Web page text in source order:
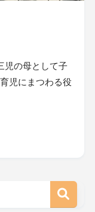
児の母として子
児にまつわる役